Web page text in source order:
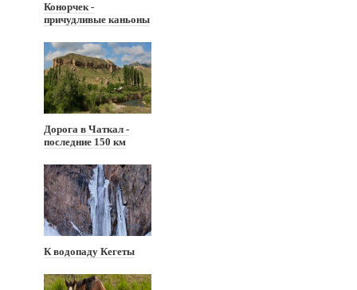
Конорчек -
причудливые каньоны
Дорога в Чаткал -
последние 150 км
К водопаду Кегеты